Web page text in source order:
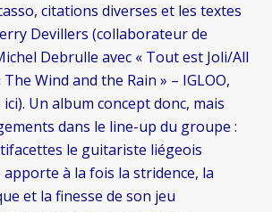
citations diverses et les textes
Devillers (collaborateur de
Debrulle avec « Tout est Joli/All
Wind and the Rain » – IGLOO,
Un album concept donc, mais
dans le line-up du groupe :
le guitariste liégeois
apporte à la fois la stridence, la
et la finesse de son jeu